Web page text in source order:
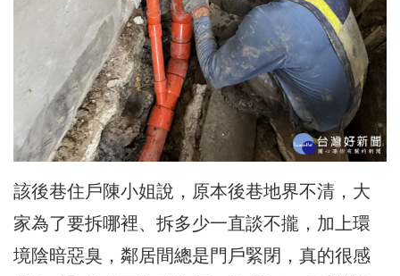
該後巷住戶陳小姐說，原本後巷地界不清，大
家為了要拆哪裡、拆多少一直談不攏，加上環
境陰暗惡臭，鄰居間總是門戶緊閉，真的很感